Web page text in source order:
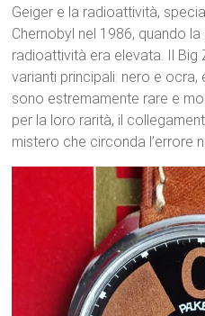
Geiger e la radioattività,
Chernobyl nel 1986, quando
radioattività era elevata. Il Big
varianti principali: nero e ocra,
sono estremamente rare e
per la loro rarità, il
mistero che circonda l’errore